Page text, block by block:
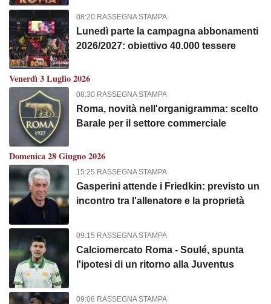
08:20 RASSEGNA STAMPA
Lunedì parte la campagna abbonamenti
2026/2027: obiettivo 40.000 tessere
Venerdì 3 Luglio 2026
08:30 RASSEGNA STAMPA
Roma, novità nell'organigramma: scelto
Barale per il settore commerciale
Domenica 28 Giugno 2026
15:25 RASSEGNA STAMPA
Gasperini attende i Friedkin: previsto un
incontro tra l'allenatore e la proprietà
09:15 RASSEGNA STAMPA
Calciomercato Roma - Soulé, spunta
l'ipotesi di un ritorno alla Juventus
09:06 RASSEGNA STAMPA